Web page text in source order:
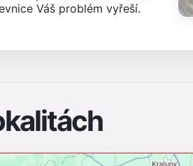
Váš problém vyřeší.